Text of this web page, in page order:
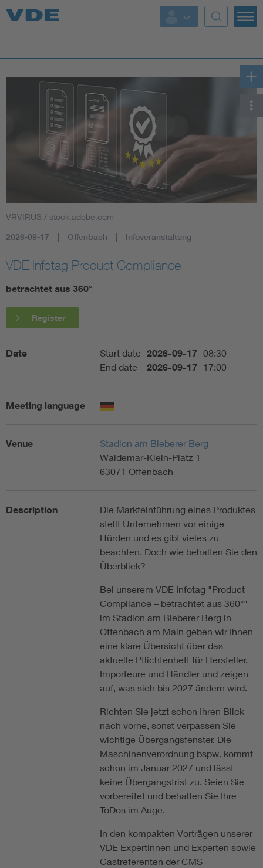
Key Topics
Key Topics
Energy
Standardization
AI & Digital Trust
Consumer protection
Defense
VRVIRUS / stock.adobe.com
2026-09-17 Offenbach Infoveranstaltung
VDE Infotag Product Compliance
betrachtet aus 360°
Register
Date Start date 2026-09-17 08:30
End date
2026-09-17 17:00
Meeting language
Venue
Stadion am Bieberer Berg
Waldemar-Klein-Platz 1
63071 Offenbach
Description
Die Markteinführung eines Produktes
stellt Unternehmen vor einige
Hürden und es gibt vieles zu
beachten. Doch wie behalten Sie den
Überblick?
Bei unserem VDE Infotag "Product
Compliance – betrachtet aus 360°"
im Stadion am Bieberer Berg in
Offenbach am Main geben wir Ihnen
eine klare Übersicht über das
aktuelle Pflichtenheft für Hersteller,
Importeure und Händler und zeigen
auf, was sich bis 2027 ändern wird.
Richten Sie jetzt schon Ihren Blick
nach vorne, sonst verpassen Sie
wichtige Übergangsfenster. Die
Maschinenverordnung bspw. kommt
schon im Januar 2027 und lässt
keine Übergangsfrist zu. Seien Sie
vorbereitet und behalten Sie Ihre
ToDos im Auge.
In den kompakten Vorträgen unserer
VDE Expertinnen und Experten sowie
Gastreferenten der CMS